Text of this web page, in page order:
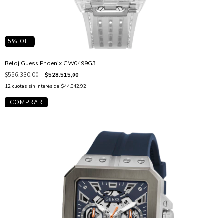
5 % OFF
Reloj Guess Phoenix GW0499G3
$556.330,00 $528.515,00
12 cuotas sin interés de $44.042,92